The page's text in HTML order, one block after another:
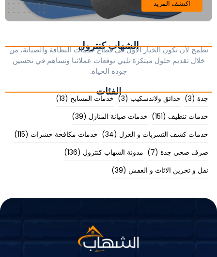
الشهاب كنترول
نطمح لأن نكون الخيار الأول في قطاع خدمات النظافة والصيانة، من
خلال تقديم حلول مبتكرة تلبي توقعات عملائنا وتساهم في تحسين
جودة الحياة.
اكتشف المزيد
الفئات
جدة (3) حدائق ولاندسكيب (3) خدمات المسابح (13)
خدمات تنظيف (151) خدمات صيانة المنازل (39)
خدمات كشف التسربات و العزل (34) خدمات مكافحة حشرات (115)
صرف صحي جدة (7) مدونة الشهاب كنترول (136)
نقل و تخزين الاثاث و العفش (39)